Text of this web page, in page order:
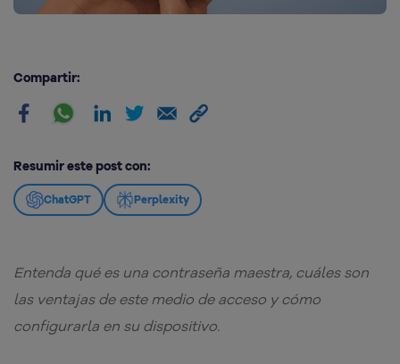
Compartir:
Resumir este post con:
ChatGPT Perplexity
Entenda qué es una contraseña maestra, cuáles son
las ventajas de este medio de acceso y cómo
configurarla en su dispositivo.